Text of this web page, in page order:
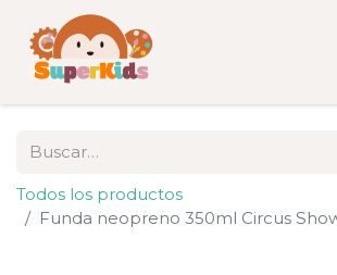
Todos los productos
Funda neopreno 350ml Circus